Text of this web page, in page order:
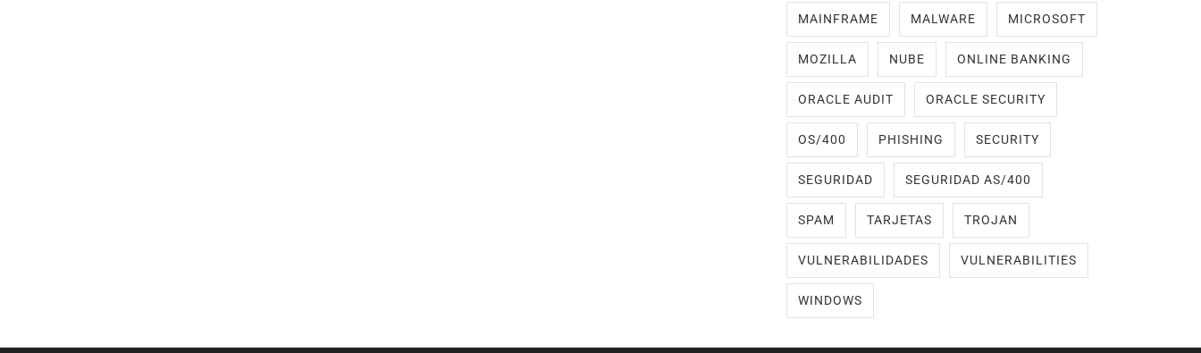
MAINFRAME MALWARE MICROSOFT
MOZILLA NUBE ONLINE BANKING
ORACLE AUDIT ORACLE SECURITY
OS/400 PHISHING SECURITY
SEGURIDAD SEGURIDAD AS/400
SPAM TARJETAS TROJAN
VULNERABILIDADES VULNERABILITIES
WINDOWS